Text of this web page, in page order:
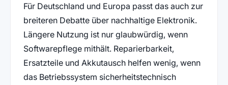
Für Deutschland und Europa passt das auch zur
breiteren Debatte über nachhaltige Elektronik.
Längere Nutzung ist nur glaubwürdig, wenn
Softwarepflege mithält. Reparierbarkeit,
Ersatzteile und Akkutausch helfen wenig, wenn
das Betriebssystem sicherheitstechnisch